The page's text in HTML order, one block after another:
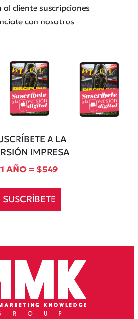
al cliente suscripciones
con nosotros
A LA
IMPRESA
1 AÑO = $549
SUSCRÍBETE